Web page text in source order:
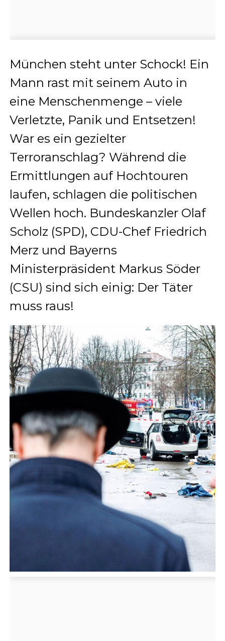
München steht unter Schock! Ein
Mann rast mit seinem Auto in
eine Menschenmenge – viele
Verletzte, Panik und Entsetzen!
War es ein gezielter
Terroranschlag? Während die
Ermittlungen auf Hochtouren
laufen, schlagen die politischen
Wellen hoch. Bundeskanzler Olaf
Scholz (SPD), CDU-Chef Friedrich
Merz und Bayerns
Ministerpräsident Markus Söder
(CSU) sind sich einig: Der Täter
muss raus!